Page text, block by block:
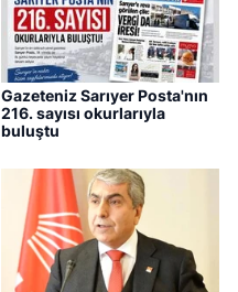
Gazeteniz Sarıyer Posta'nın
216. sayısı okurlarıyla
buluştu